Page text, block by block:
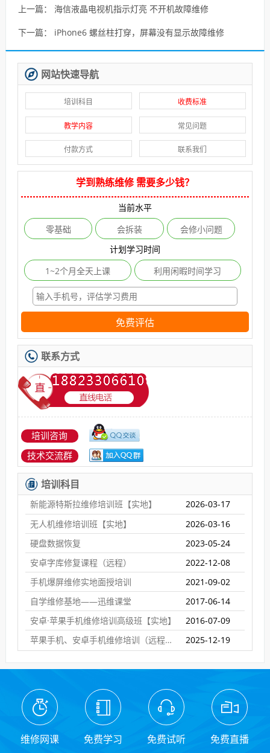
上一篇： 海信液晶电视机指示灯亮 不开机故障维修
下一篇： iPhone6 螺丝柱打穿，屏幕没有显示故障维修
网站快速导航
培训科目 收费标准
教学内容 常见问题
付款方式 联系我们
学到熟练维修 需要多少钱？
当前水平
零基础
会拆装
会修小问题
计划学习时间
1~2个月全天上课
利用闲暇时间学习
免费评估
联系方式
培训咨询
技术交流群
培训科目
新能源特斯拉维修培训班【实地】
2026-03-17
无人机维修培训班【实地】
2026-03-16
硬盘数据恢复
2023-05-24
安卓字库修复课程（远程）
2022-12-08
手机爆屏维修实地面授培训
2021-09-02
自学维修基地——迅维课堂
2017-06-14
安卓·苹果手机维修培训高级班【实地】
2016-07-09
苹果手机、安卓手机维修培训（远程网络班）
2025-12-19
维修网课 免费学习 免费试听 免费直播